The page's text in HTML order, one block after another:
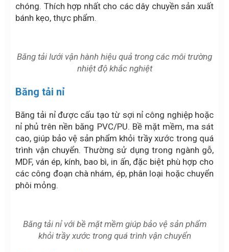
chóng. Thích hợp nhất cho các dây chuyền sản xuất
bánh kẹo, thực phẩm.
Băng tải lưới vận hành hiệu quả trong các môi trường
nhiệt độ khắc nghiệt
Băng tải nỉ
Băng tải nỉđược cấu tạo từ sợi nỉ công nghiệp hoặc
nỉ phủ trên nền băng PVC/PU. Bề mặt mềm, ma sát
cao, giúp bảo vệ sản phẩm khỏi trầy xước trong quá
trình vận chuyển. Thường sử dụng trong ngành gỗ,
MDF, ván ép, kính, bao bì, in ấn, đặc biệt phù hợp cho
các công đoạn chà nhám, ép, phân loại hoặc chuyển
phôi mỏng.
Băng tải nỉ với bề mặt mềm giúp bảo vệ sản phẩm
khỏi trầy xước trong quá trình vận chuyển